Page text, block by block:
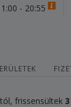
- 20:55
frissensültek 3